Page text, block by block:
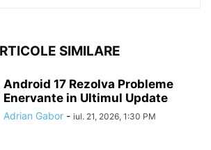
SIMILARE
Android 17 Rezolva Probleme
Enervante in Ultimul Update
Adrian Gabor - iul. 21, 2026, 1:30 PM